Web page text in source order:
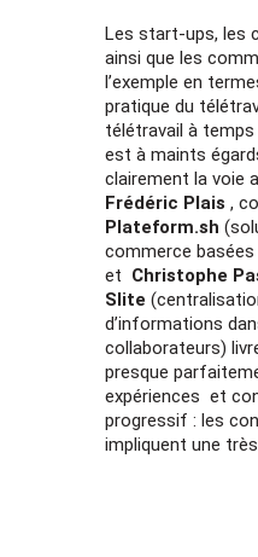
Les start-ups, les
ainsi que les
l’exemple en
pratique du
télétravail à
est à maints
clairement la voie
Frédéric Plais ,
Plateform.sh
commerce
et Christophe
Slite
d’informations
collaborateurs)
presque
expériences et
progressif : les
impliquent une